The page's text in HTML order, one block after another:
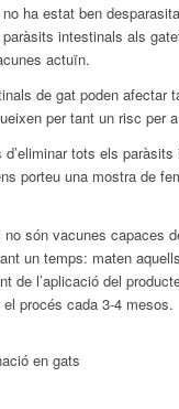
ha estat ben
intestinals als
actuïn.
de gat poden afectar
per tant un risc per
d’eliminar tots els
porteu una mostra de
són vacunes capaces
un temps: maten
de l’aplicació del
procés cada 3-4 mesos.
en gats